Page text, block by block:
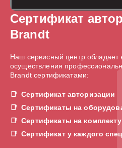
Сертификат
Brandt
Наш сервисный центр
осуществления
Brandt сертификатами:
Сертификат авторизации
Сертификаты на
Сертификаты на
Сертификат у каждого